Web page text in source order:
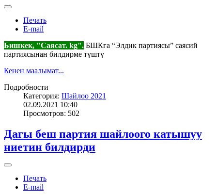
Печать
E-mail
Бишкек, "Саясат. kg". БШКга “Элдик партиясы” саясий
партиясынан билдирме түштү
Кенен маалымат...
Подробности
Категория: Шайлоо 2021
02.09.2021 10:40
Просмотров: 502
Дагы беш партия шайлоого катышуу
ниетин билдирди
Печать
E-mail